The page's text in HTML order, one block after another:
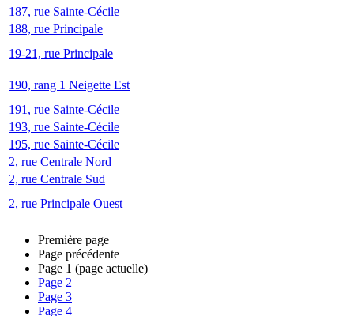
187, rue Sainte-Cécile
188, rue Principale
19-21, rue Principale
190, rang 1 Neigette Est
191, rue Sainte-Cécile
193, rue Sainte-Cécile
195, rue Sainte-Cécile
2, rue Centrale Nord
2, rue Centrale Sud
2, rue Principale Ouest
Première page
Page précédente
Page 1 (page actuelle)
Page 2
Page 3
Page 4